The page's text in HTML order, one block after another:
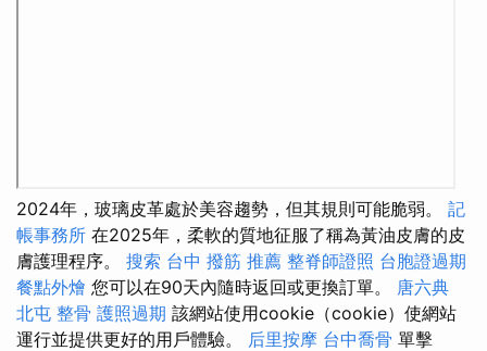
2024年，玻璃皮革處於美容趨勢，但其規則可能脆弱。 記
帳事務所 在2025年，柔軟的質地征服了稱為黃油皮膚的皮
膚護理程序。 搜索 台中 撥筋 推薦 整脊師證照 台胞證過期
餐點外燴 您可以在90天內隨時返回或更換訂單。 唐六典
北屯 整骨 護照過期 該網站使用cookie（cookie）使網站
運行並提供更好的用戶體驗。 后里按摩 台中喬骨 單擊